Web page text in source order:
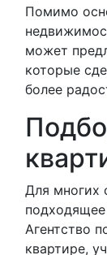
Помимо
может
которые
более
Для многих
Агентство
квартире,